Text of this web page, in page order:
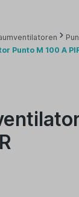
Punto M 100 A